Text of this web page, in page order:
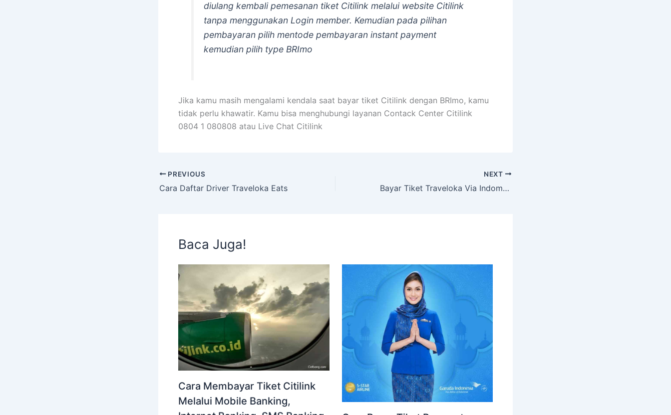
diulang kembali pemesanan tiket Citilink melalui website Citilink
tanpa menggunakan Login member. Kemudian pada pilihan
pembayaran pilih mentode pembayaran instant payment
kemudian pilih type BRImo
Jika kamu masih mengalami kendala saat bayar tiket Citilink dengan BRImo, kamu
tidak perlu khawatir. Kamu bisa menghubungi layanan Contack Center Citilink
0804 1 080808 atau Live Chat Citilink
PREVIOUS
Cara Daftar Driver Traveloka Eats
NEXT
Bayar Tiket Traveloka Via Indomaret atau Alfamart
Baca Juga!
Cara Membayar Tiket Citilink
Melalui Mobile Banking,